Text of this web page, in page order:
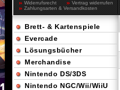
Widerrufsrecht
Vertrag widerrufen
Zahlungsarten & Versandkosten
Brett- & Kartenspiele
Evercade
Lösungsbücher
Merchandise
Nintendo DS/3DS
Nintendo NGC/Wii/WiiU